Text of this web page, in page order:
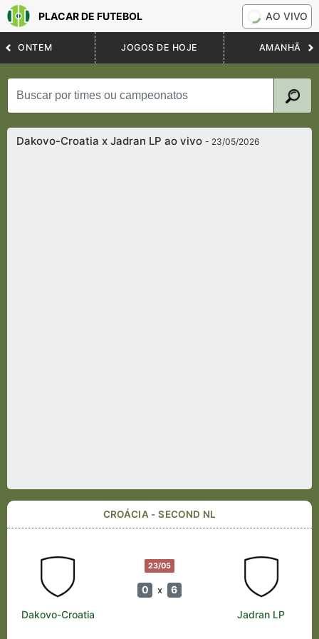
PLACAR DE FUTEBOL AO VIVO
ONTEM JOGOS DE HOJE AMANHÃ
Dakovo-Croatia x Jadran LP ao vivo- 23/05/2026
CROÁCIA - SECOND NL
23/05
0 x 6
Dakovo-Croatia Jadran LP